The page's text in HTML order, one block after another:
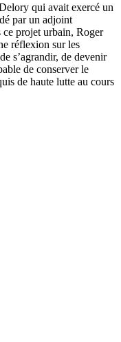
qui avait exercé un
par un adjoint
ce projet urbain, Roger
réflexion sur les
s’agrandir, de devenir
de conserver le
de haute lutte au cours